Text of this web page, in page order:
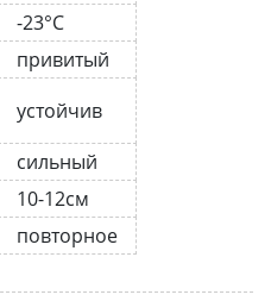
-23°C
привитый
устойчив
сильный
10-12см
повторное